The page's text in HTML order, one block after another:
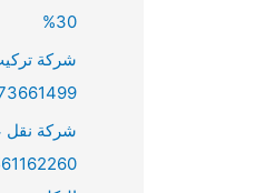
30%
شركة
شركة نقل